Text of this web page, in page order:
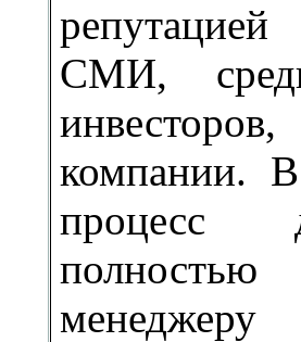
СМИ,
компании.
процесс